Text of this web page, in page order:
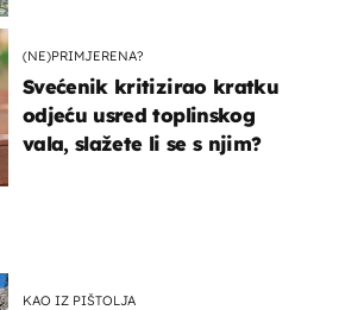
KAO IZ PIŠTOLJA
(NE)PRIMJERENA?
Svećenik kritizirao kratku
odjeću usred toplinskog
vala, slažete li se s njim?